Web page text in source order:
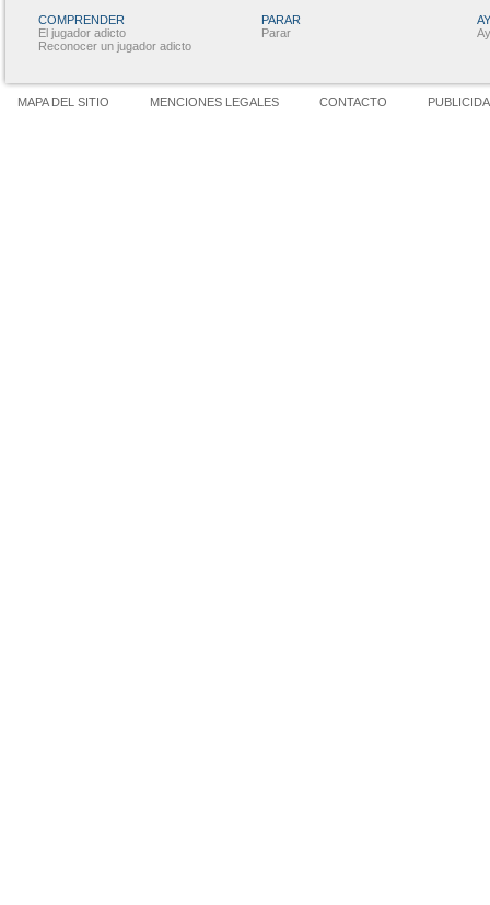
COMPRENDER
El jugador adicto
Reconocer un jugador adicto
PARAR
Parar
MAPA DEL SITIO MENCIONES LEGALES CONTACTO